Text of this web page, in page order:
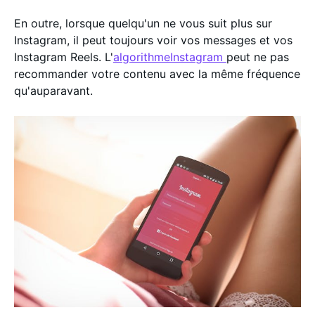
En outre, lorsque quelqu'un ne vous suit plus sur
Instagram, il peut toujours voir vos messages et vos
Instagram Reels. L'algorithmeInstagram peut ne pas
recommander votre contenu avec la même fréquence
qu'auparavant.